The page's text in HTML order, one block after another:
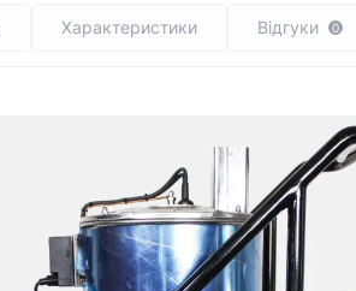
Характеристики Відгуки 0